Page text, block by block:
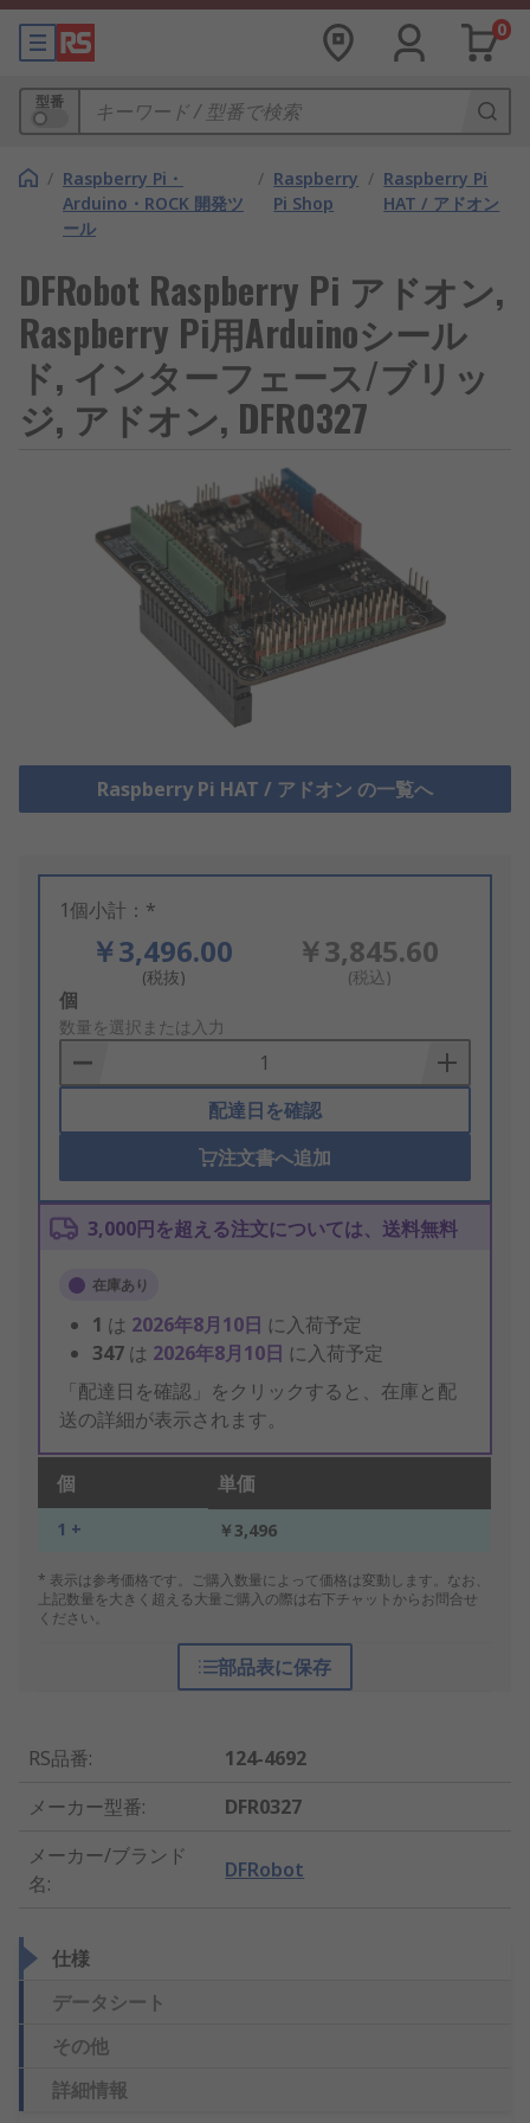
0
型番
/ Raspberry Pi・
Arduino・ROCK 開発ツ
ール
/ Raspberry
Pi Shop
/ Raspberry Pi
HAT / アドオン
DFRobot Raspberry Pi アドオン,
Raspberry Pi用Arduinoシール
ド, インターフェース/ブリッ
ジ, アドオン, DFR0327
Raspberry Pi HAT / アドオン の一覧へ
1個小計：*
￥3,496.00
(税抜)
￥3,845.60
(税込)
Add
to
Basket
個
数量を選択または入力
配達日を確認
注文書へ追加
3,000円を超える注文については、送料無料
在庫あり
1 は 2026年8月10日 に入荷予定
347 は 2026年8月10日 に入荷予定
「配達日を確認」をクリックすると、在庫と配
送の詳細が表示されます。
個 単価
1 + ￥3,496
* 表示は参考価格です。ご購入数量によって価格は変動します。なお、
上記数量を大きく超える大量ご購入の際は右下チャットからお問合せ
ください。
部品表に保存
RS品番:
124-4692
メーカー型番:
DFR0327
メーカー/ブランド
名:
DFRobot
仕様
データシート
その他
詳細情報